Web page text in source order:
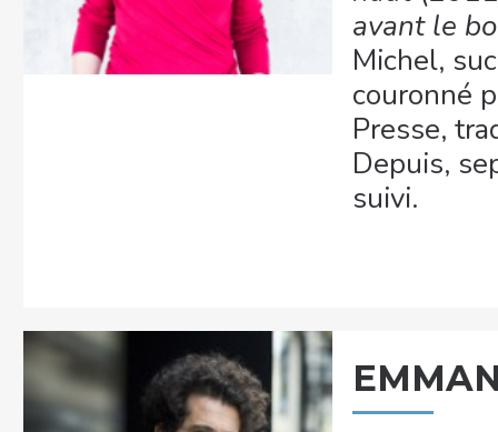
avant le
Michel,
couronné
Presse,
Depuis,
suivi.